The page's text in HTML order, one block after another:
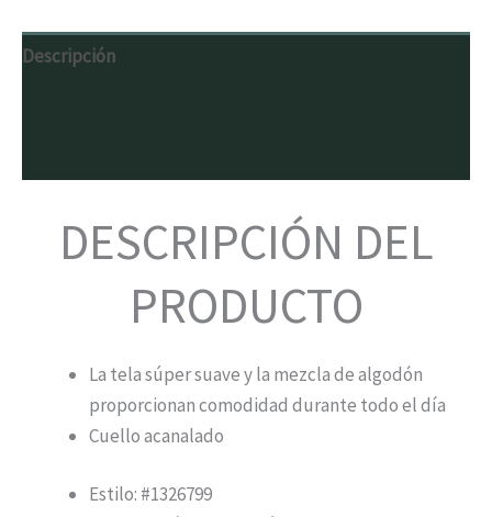
Descripción
DESCRIPCIÓN DEL
PRODUCTO
La tela súper suave y la mezcla de algodón
proporcionan comodidad durante todo el día
Cuello acanalado
Estilo: #1326799